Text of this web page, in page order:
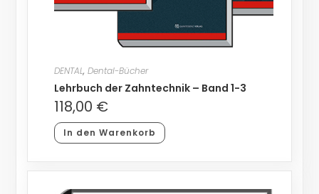
DENTAL, Dental-Bücher
Lehrbuch der Zahntechnik – Band 1-3
118,00 €
In den Warenkorb